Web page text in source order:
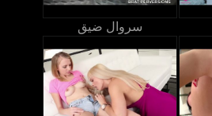
سروال ضيق